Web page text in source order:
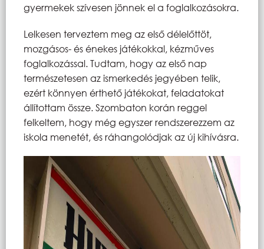
gyermekek szívesen jönnek el a foglalkozásokra.
Lelkesen terveztem meg az első délelőttöt,
mozgásos- és énekes játékokkal, kézműves
foglalkozással. Tudtam, hogy az első nap
természetesen az ismerkedés jegyében telik,
ezért könnyen érthető játékokat, feladatokat
állítottam össze. Szombaton korán reggel
felkeltem, hogy még egyszer rendszerezzem az
iskola menetét, és ráhangolódjak az új kihívásra.